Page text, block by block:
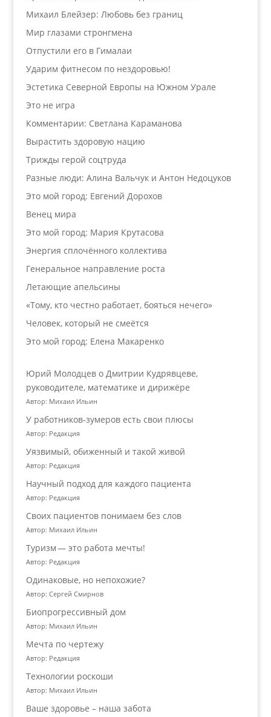
Михаил Блейзер: Любовь без границ
Мир глазами стронгмена
Отпустили его в Гималаи
Ударим фитнесом по нездоровью!
Эстетика Северной Европы на Южном Урале
Это не игра
Комментарии: Светлана Караманова
Вырастить здоровую нацию
Трижды герой соцтруда
Разные люди: Алина Вальчук и Антон Недоцуков
Это мой город: Евгений Дорохов
Венец мира
Это мой город: Мария Крутасова
Энергия сплочённого коллектива
Генеральное направление роста
Летающие апельсины
«Тому, кто честно работает, бояться нечего»
Человек, который не смеётся
Это мой город: Елена Макаренко
Юрий Молодцев о Дмитрии Кудрявцеве,
руководителе, математике и дирижёре
Автор: Михаил Ильин
У работников‑зумеров есть свои плюсы
Автор: Редакция
Уязвимый, обиженный и такой живой
Автор: Редакция
Научный подход для каждого пациента
Автор: Редакция
Своих пациентов понимаем без слов
Автор: Михаил Ильин
Туризм — это работа мечты!
Автор: Редакция
Одинаковые, но непохожие?
Автор: Сергей Смирнов
Биопрогрессивный дом
Автор: Михаил Ильин
Мечта по чертежу
Автор: Редакция
Технологии роскоши
Автор: Михаил Ильин
Ваше здоровье – наша забота